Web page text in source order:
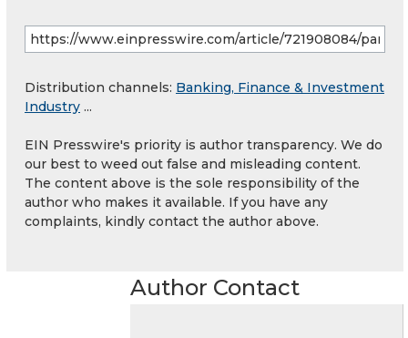
Distribution channels: Banking, Finance & Investment
Industry ...
EIN Presswire's priority is author transparency. We do
our best to weed out false and misleading content.
The content above is the sole responsibility of the
author who makes it available. If you have any
complaints, kindly contact the author above.
Author Contact